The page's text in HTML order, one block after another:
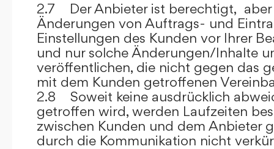
2.7 Der Anbieter ist berechtigt,
Änderungen von Auftrags- und
Einstellungen des Kunden vor Ihrer
und nur solche Änderungen/Inhalte
veröffentlichen, die nicht gegen das
mit dem Kunden getroffenen
2.8 Soweit keine ausdrücklich
getroffen wird, werden Laufzeiten
zwischen Kunden und dem Anbieter
durch die Kommunikation nicht